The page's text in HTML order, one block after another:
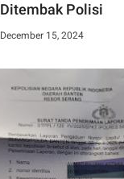
Ditembak Polisi
December 15, 2024